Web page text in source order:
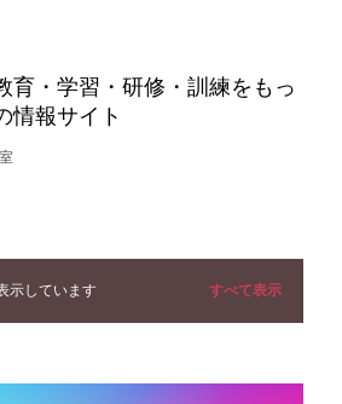
イン コンテンツに移動
育・学習・研修・訓練をもっ
情報サイト
示しています すべて表示